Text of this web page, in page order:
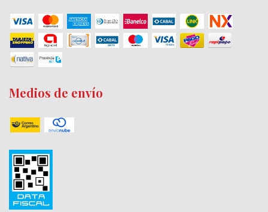
Medios de envío